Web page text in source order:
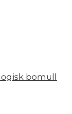
bomull